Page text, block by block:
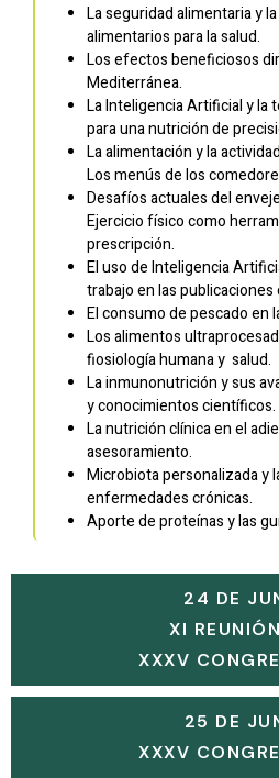
24 DE
XI
XXXV
25 DE
XXXV
La seguridad alimentaria y
alimentarios para la salud.
Los efectos beneficiosos
Mediterránea.
La Inteligencia Artificial y la
para una nutrición de
La alimentación y la
Los menús de los
Desafíos actuales del
Ejercicio físico como
prescripción.
El uso de Inteligencia
trabajo en las publicaciones
El consumo de pescado en
Los alimentos
fiosiología humana y salud.
La inmunonutrición y sus
y conocimientos científicos.
La nutrición clínica en el
asesoramiento.
Microbiota personalizada y
enfermedades crónicas.
Aporte de proteínas y las